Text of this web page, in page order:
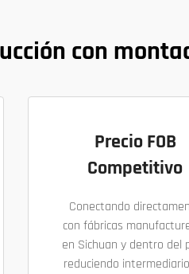
con
Precio FOB
Competitivo
Conectando
con fábricas
en Sichuan y dentro del
reduciendo